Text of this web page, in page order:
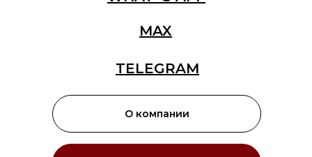
О компании
MAX
TELEGRAM